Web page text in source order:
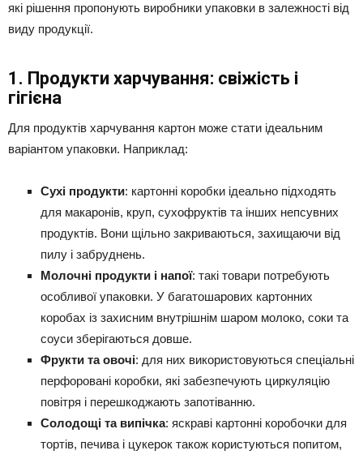
які рішення пропонують виробники упаковки в залежності від
виду продукції.
1. Продукти харчування: свіжість і
гігієна
Для продуктів харчування картон може стати ідеальним
варіантом упаковки. Наприклад:
Сухі продукти: картонні коробки ідеально підходять
для макаронів, круп, сухофруктів та інших непсувних
продуктів. Вони щільно закриваються, захищаючи від
пилу і забруднень.
Молочні продукти і напої: такі товари потребують
особливої упаковки. У багатошарових картонних
коробах із захисним внутрішнім шаром молоко, соки та
соуси зберігаються довше.
Фрукти та овочі: для них використовуються спеціальні
перфоровані коробки, які забезпечують циркуляцію
повітря і перешкоджають запотіванню.
Солодощі та випічка: яскраві картонні коробочки для
тортів, печива і цукерок також користуються попитом,